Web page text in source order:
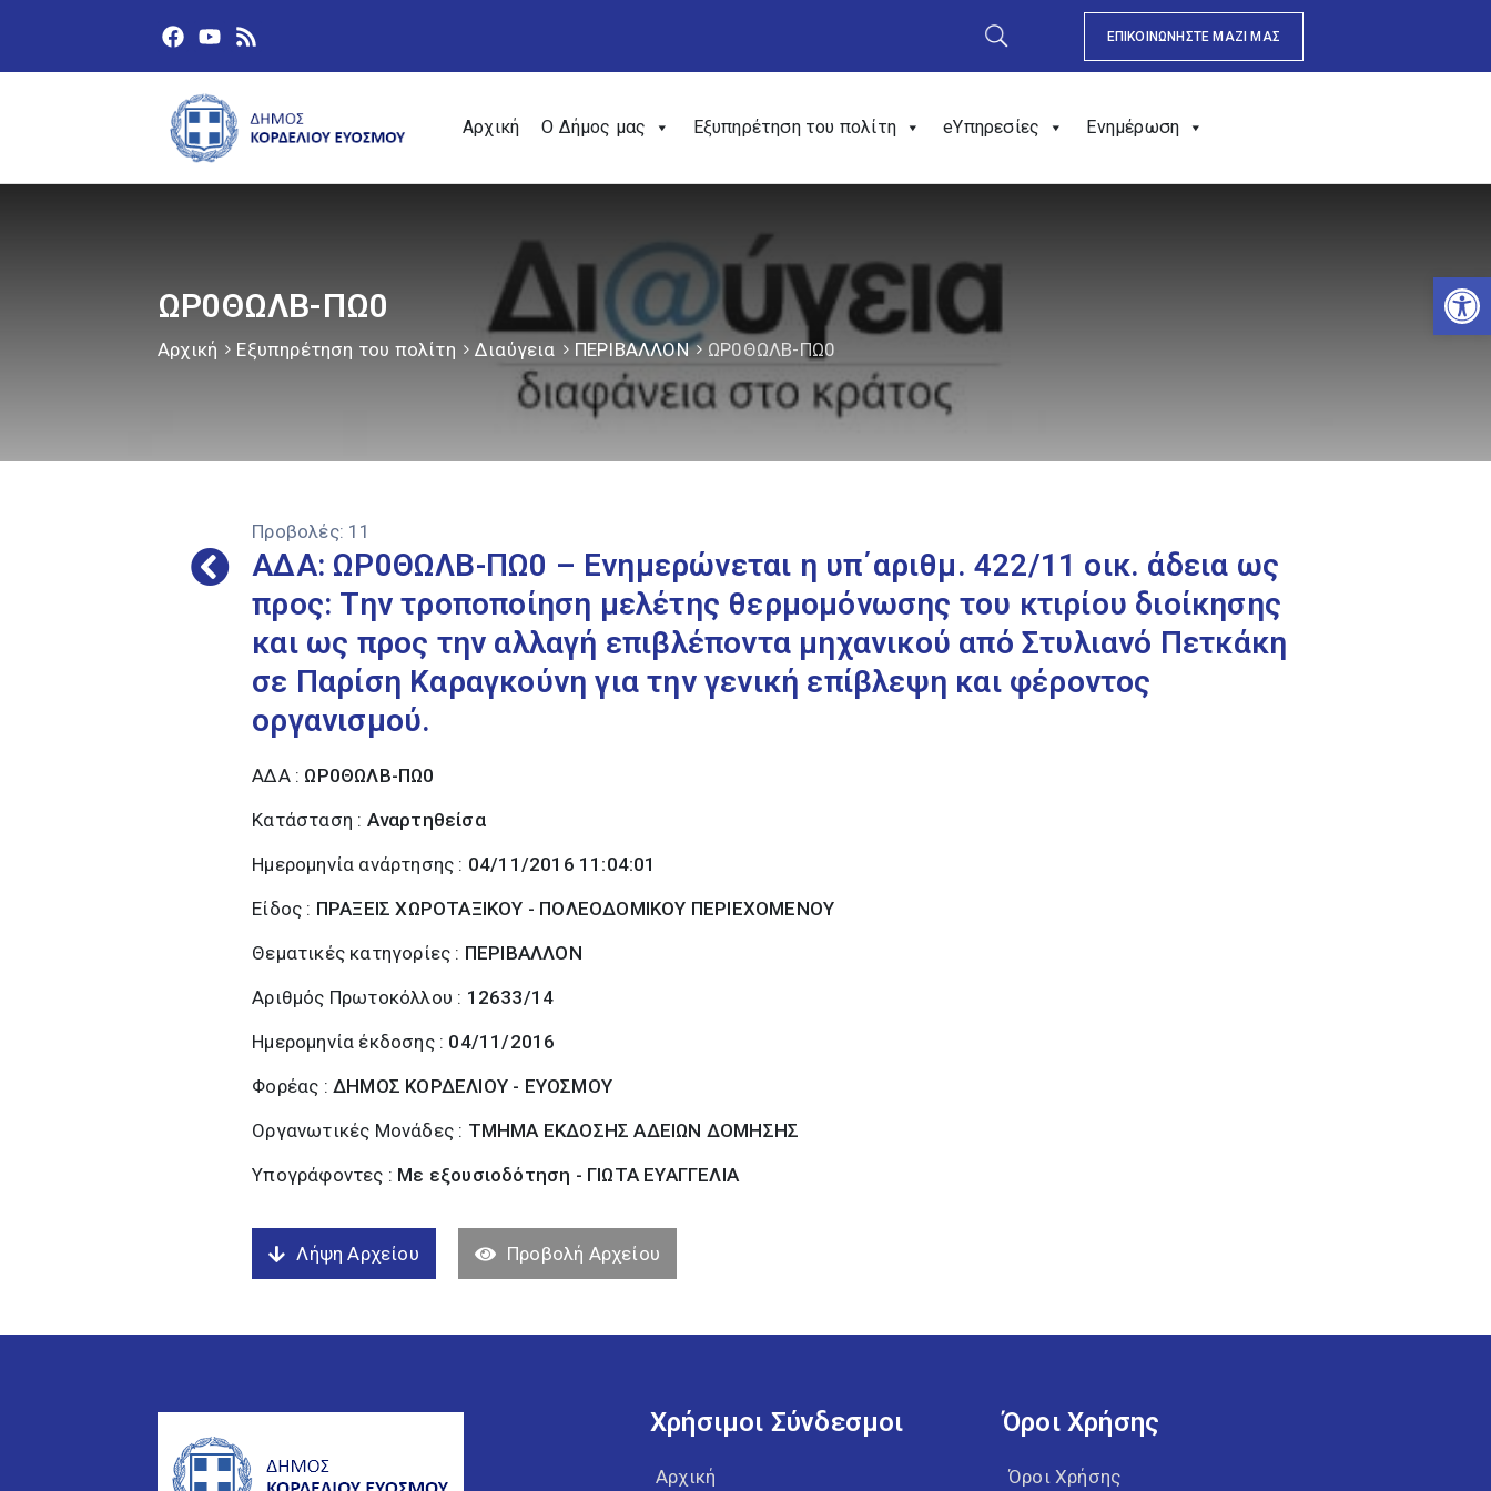
ΕΠΙΚΟΙΝΩΝΗΣΤΕ ΜΑΖΙ ΜΑΣ
Αρχική Ο Δήμος μας Εξυπηρέτηση του πολίτη eΥπηρεσίες Ενημέρωση
ΩΡ0ΘΩΛΒ-ΠΩ0
Αρχική Εξυπηρέτηση του πολίτη Διαύγεια ΠΕΡΙΒΑΛΛΟΝ ΩΡ0ΘΩΛΒ-ΠΩ0
Προβολές: 11
ΑΔΑ: ΩΡ0ΘΩΛΒ-ΠΩ0 – Ενημερώνεται η υπ΄αριθμ. 422/11 οικ. άδεια ως
προς: Την τροποποίηση μελέτης θερμομόνωσης του κτιρίου διοίκησης
και ως προς την αλλαγή επιβλέποντα μηχανικού από Στυλιανό Πετκάκη
σε Παρίση Καραγκούνη για την γενική επίβλεψη και φέροντος
οργανισμού.
ΑΔΑ : ΩΡ0ΘΩΛΒ-ΠΩ0
Κατάσταση : Αναρτηθείσα
Ημερομηνία ανάρτησης : 04/11/2016 11:04:01
Είδος : ΠΡΑΞΕΙΣ ΧΩΡΟΤΑΞΙΚΟΥ - ΠΟΛΕΟΔΟΜΙΚΟΥ ΠΕΡΙΕΧΟΜΕΝΟΥ
Θεματικές κατηγορίες : ΠΕΡΙΒΑΛΛΟΝ
Αριθμός Πρωτοκόλλου : 12633/14
Ημερομηνία έκδοσης : 04/11/2016
Φορέας :ΔΗΜΟΣ ΚΟΡΔΕΛΙΟΥ - ΕΥΟΣΜΟΥ
Οργανωτικές Μονάδες : ΤΜΗΜΑ ΕΚΔΟΣΗΣ ΑΔΕΙΩΝ ΔΟΜΗΣΗΣ
Υπογράφοντες : Με εξουσιοδότηση - ΓΙΩΤΑ ΕΥΑΓΓΕΛΙΑ
Λήψη Αρχείου Προβολή Αρχείου
Χρήσιμοι Σύνδεσμοι
Αρχική
Όροι Χρήσης
Όροι Χρήσης